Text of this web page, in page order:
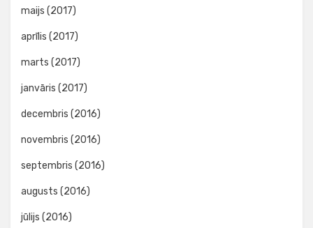
maijs (2017)
aprīlis (2017)
marts (2017)
janvāris (2017)
decembris (2016)
novembris (2016)
septembris (2016)
augusts (2016)
jūlijs (2016)